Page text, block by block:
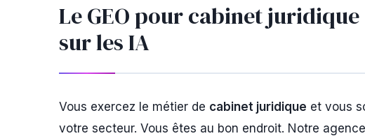
Le GEO pour cabinet
sur les IA
Vous exercez le métier de cabinet juridique et vous
votre secteur. Vous êtes au bon endroit. Notre